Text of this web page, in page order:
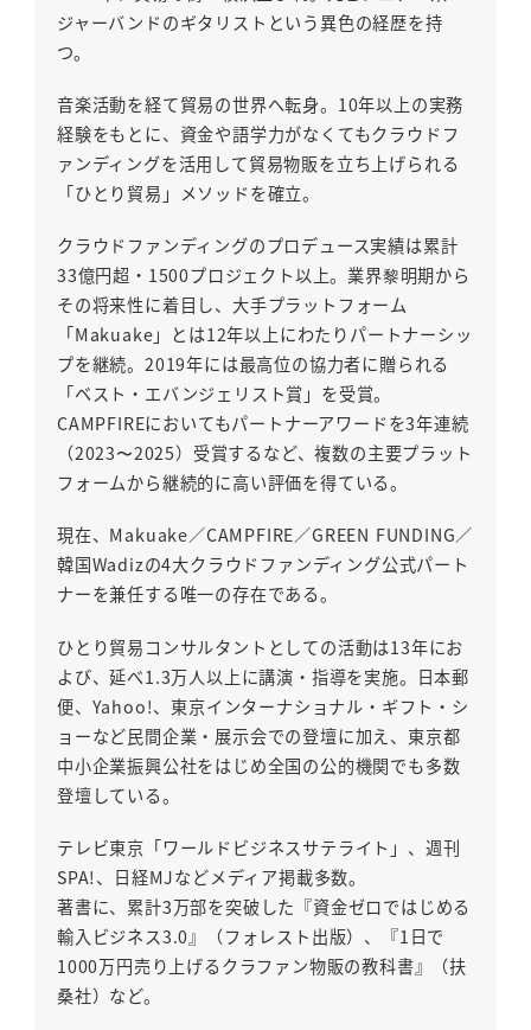
ジャーバンドのギタリストという異色の経歴を持
つ。
音楽活動を経て貿易の世界へ転身。10年以上の実務
経験をもとに、資金や語学力がなくてもクラウドフ
ァンディングを活用して貿易物販を立ち上げられる
「ひとり貿易」メソッドを確立。
クラウドファンディングのプロデュース実績は累計
33億円超・1500プロジェクト以上。業界黎明期から
その将来性に着目し、大手プラットフォーム
「Makuake」とは12年以上にわたりパートナーシッ
プを継続。2019年には最高位の協力者に贈られる
「ベスト・エバンジェリスト賞」を受賞。
CAMPFIREにおいてもパートナーアワードを3年連続
（2023〜2025）受賞するなど、複数の主要プラット
フォームから継続的に高い評価を得ている。
現在、Makuake／CAMPFIRE／GREEN FUNDING／
韓国Wadizの4大クラウドファンディング公式パート
ナーを兼任する唯一の存在である。
ひとり貿易コンサルタントとしての活動は13年にお
よび、延べ1.3万人以上に講演・指導を実施。日本郵
便、Yahoo!、東京インターナショナル・ギフト・シ
ョーなど民間企業・展示会での登壇に加え、東京都
中小企業振興公社をはじめ全国の公的機関でも多数
登壇している。
テレビ東京「ワールドビジネスサテライト」、週刊
SPA!、日経MJなどメディア掲載多数。
著書に、累計3万部を突破した『資金ゼロではじめる
輸入ビジネス3.0』（フォレスト出版）、『1日で
1000万円売り上げるクラファン物販の教科書』（扶
桑社）など。